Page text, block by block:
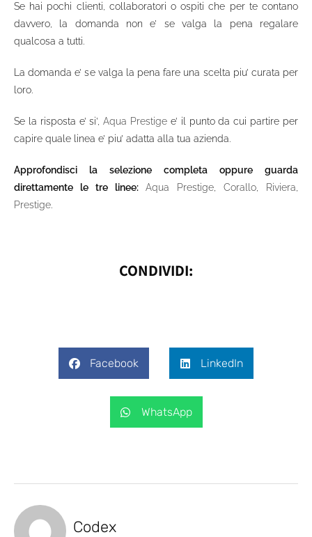
Se hai pochi clienti, collaboratori o ospiti che per te contano
davvero, la domanda non e’ se valga la pena regalare
qualcosa a tutti.
La domanda e’ se valga la pena fare una scelta piu’ curata per
loro.
Se la risposta e’ si’,Aqua Prestige e’ il punto da cui partire per
capire quale linea e’ piu’ adatta alla tua azienda.
Approfondisci la selezione completa oppure guarda
direttamente le tre linee:
Aqua Prestige ,Corallo Riviera
Prestige.
CONDIVIDI:
Facebook LinkedIn
WhatsApp
Codex